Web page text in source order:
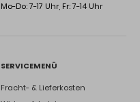
Mo-Do: 7-17 Uhr, Fr: 7-14 Uhr
SERVICEMENÜ
Fracht- & Lieferkosten